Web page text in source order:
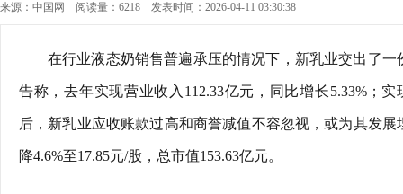
来源：中国网 阅读量：6218 发表时间：2026-04-11 03:30:38
在行业液态奶销售普遍承压的情况下，新乳业交出了
告称，去年实现营业收入112.33亿元，同比增长5.33%；
后，新乳业应收账款过高和商誉减值不容忽视，或为其发
降4.6%至17.85元/股，总市值153.63亿元。